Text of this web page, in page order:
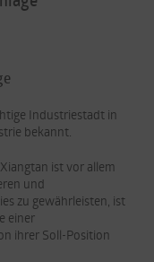
Industriestadt in
bekannt.
ist vor allem
und
zu gewährleisten, ist
einer
ihrer Soll-Position